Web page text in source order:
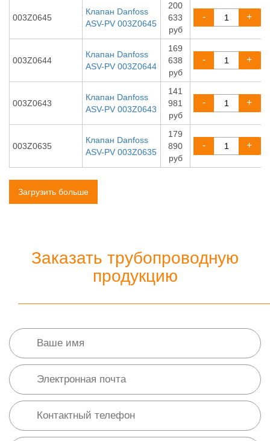
003Z0645
Клапан Danfoss
ASV-PV 003Z0645
200
633
руб
- +
003Z0644
Клапан Danfoss
ASV-PV 003Z0644
169
638
руб
- +
003Z0643
Клапан Danfoss
ASV-PV 003Z0643
141
981
руб
- +
003Z0635
Клапан Danfoss
ASV-PV 003Z0635
179
890
руб
- +
Загрузить больше
Заказать трубопроводную
продукцию